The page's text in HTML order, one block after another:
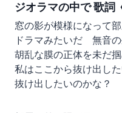
ジオラマの中で 歌詞
窓の影が模様になって
ドラマみたいだ 無音
胡乱な膜の正体を未だ
私はここから抜け出した
抜け出したいのかな？